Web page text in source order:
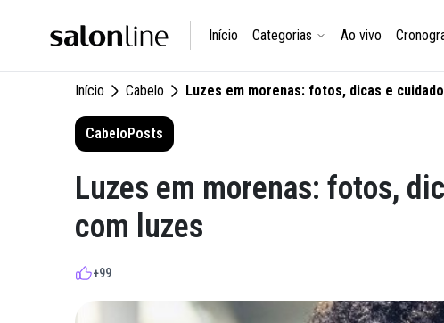
Início Categorias Ao vivo
Início Cabelo Luzes em morenas: fotos, dicas e
CabeloPosts
Luzes em morenas: fotos,
com luzes
+99